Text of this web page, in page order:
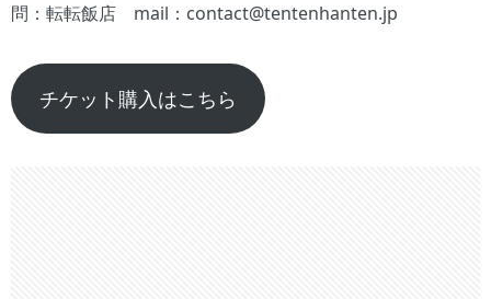
問：転転飯店 mail：contact@tentenhanten.jp
チケット購入はこちら